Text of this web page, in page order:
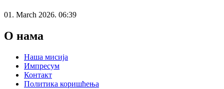
01. March 2026. 06:39
О нама
Наша мисија
Импресум
Контакт
Политика коришћења